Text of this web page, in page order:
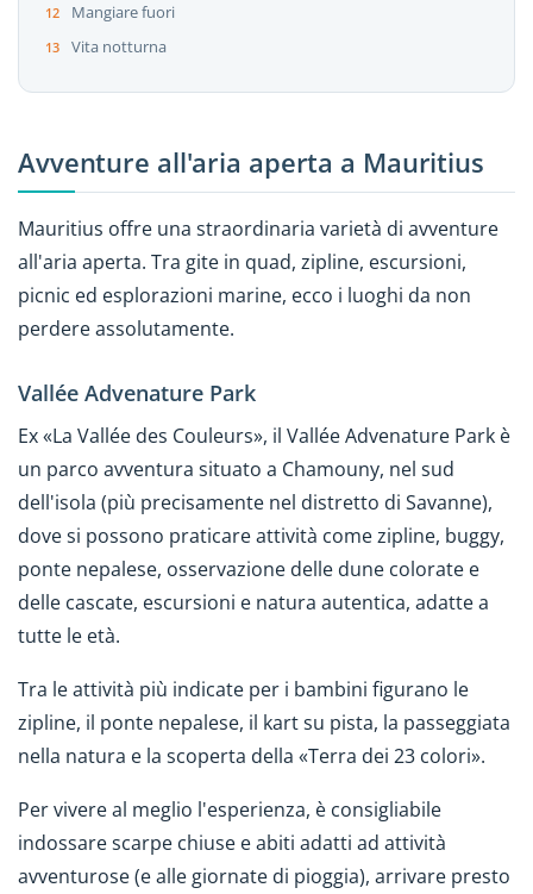
Mangiare fuori
Vita notturna
Avventure all'aria aperta a Mauritius
Mauritius offre una straordinaria varietà di avventure
all'aria aperta. Tra gite in quad, zipline, escursioni,
picnic ed esplorazioni marine, ecco i luoghi da non
perdere assolutamente.
Vallée Advenature Park
Ex «La Vallée des Couleurs», il Vallée Advenature Park è
un parco avventura situato a Chamouny, nel sud
dell'isola (più precisamente nel distretto di Savanne),
dove si possono praticare attività come zipline, buggy,
ponte nepalese, osservazione delle dune colorate e
delle cascate, escursioni e natura autentica, adatte a
tutte le età.
Tra le attività più indicate per i bambini figurano le
zipline, il ponte nepalese, il kart su pista, la passeggiata
nella natura e la scoperta della «Terra dei 23 colori».
Per vivere al meglio l'esperienza, è consigliabile
indossare scarpe chiuse e abiti adatti ad attività
avventurose (e alle giornate di pioggia), arrivare presto